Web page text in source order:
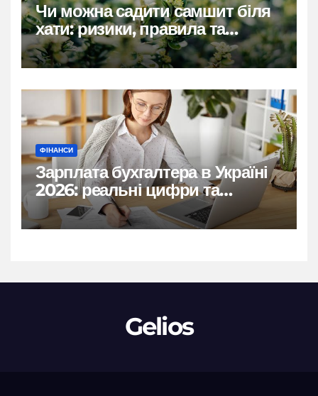
Чи можна садити самшит біля
хати: ризики, правила та
практичні рішення
ФІНАНСИ
Зарплата бухгалтера в Україні
2026: реальні цифри та
нюанси
Gelios